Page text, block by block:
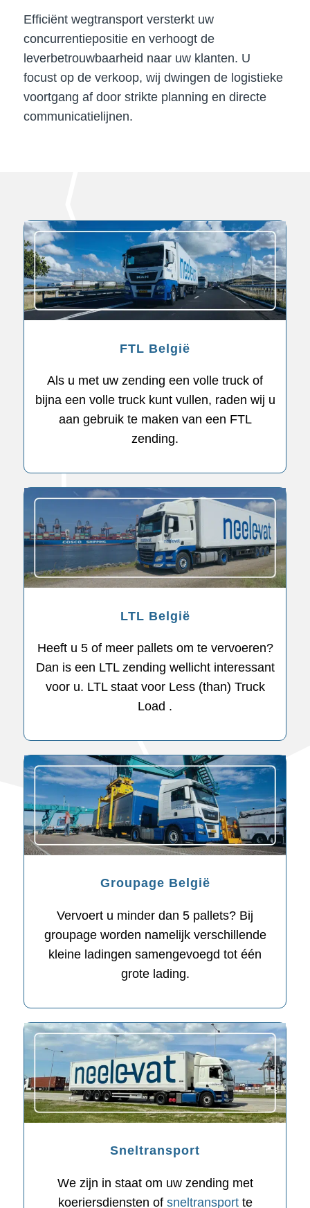
Efficiënt wegtransport versterkt uw
concurrentiepositie en verhoogt de
leverbetrouwbaarheid naar uw klanten. U
focust op de verkoop, wij dwingen de logistieke
voortgang af door strikte planning en directe
communicatielijnen.
FTL België
Als u met uw zending een volle truck of
bijna een volle truck kunt vullen, raden wij u
aan gebruik te maken van een FTL
zending.
LTL België
Heeft u 5 of meer pallets om te vervoeren?
Dan is een LTL zending wellicht interessant
voor u. LTL staat voor Less (than) Truck
Load .
Groupage België
Vervoert u minder dan 5 pallets? Bij
groupage worden namelijk verschillende
kleine ladingen samengevoegd tot één
grote lading.
Sneltransport
We zijn in staat om uw zending met
koeriersdiensten of sneltransportte